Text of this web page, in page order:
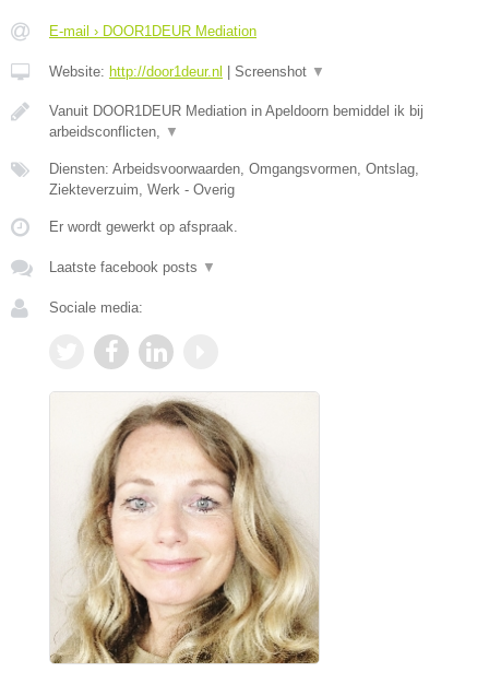
E-mail › DOOR1DEUR Mediation
Website: http://door1deur.nl Screenshot ▼
Vanuit DOOR1DEUR Mediation in Apeldoorn bemiddel ik bij
arbeidsconflicten,
▼
Diensten: Arbeidsvoorwaarden, Omgangsvormen, Ontslag,
Ziekteverzuim, Werk - Overig
Er wordt gewerkt op afspraak.
Laatste facebook posts ▼
Sociale media: